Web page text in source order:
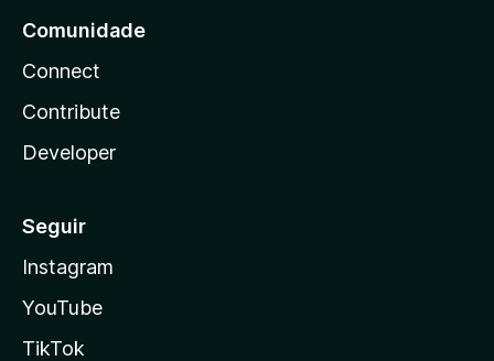
Comunidade
Connect
Contribute
Developer
Seguir
Instagram
YouTube
TikTok